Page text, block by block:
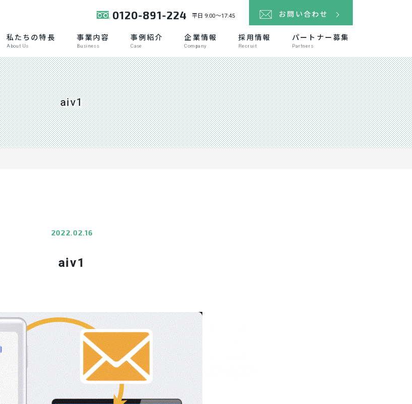
私たちの特長
About Us
事業内容
Business
事例紹介
Case
企業情報
Company
採用情報
Recruit
パートナー募集
Partners
0120-891-224 平日 9:00～17:45 お問い合わせ
aiv1
2022.02.16
aiv1